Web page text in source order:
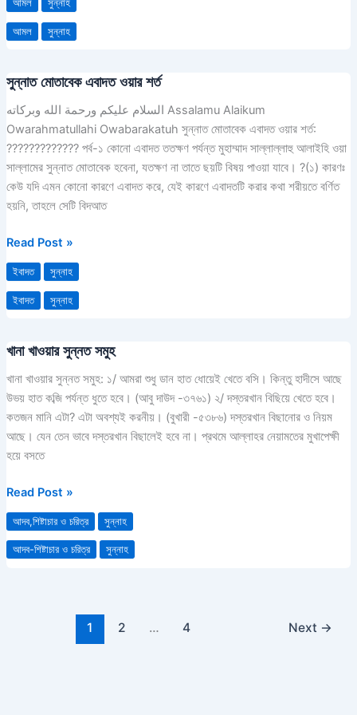
আমল সুন্নাহ
আমল সুন্নাহ
সুন্নাত মোতাবেক এবাদত ওয়ার শর্ত
السلام عليكم ورحمة الله وبركاته Assalamu Alaikum
Owarahmatullahi Owabarakatuh সুন্নাত মোতাবেক এবাদত ওয়ার শর্ত:
????????????? পর্ব-১ কোনো এবাদত ততক্ষণ পর্যন্ত মুহাম্মাদ সাল্লাল্লাহু আলাইহি ওয়া
সাল্লামের সুন্নাত মোতাবেক হবেনা, যতক্ষণ না তাতে ছয়টি বিষয় পাওয়া যাবে। ?(১) কারণঃ
কেউ যদি এমন কোনো কারণে এবাদত করে, যেই কারণে এবাদতটি করার কথা শরীয়তে বর্ণিত
হয়নি, তাহলে সেটি বিদআত
সুন্নাত
এবাদত
Read Post »
ইবাদত সুন্নাহ
ইবাদত সুন্নাহ
খানা খাওয়ার সুন্নত সমুহ
খানা খাওয়ার সুন্নত সমুহ: ১/ আমরা শুধু ডান হাত ধোয়েই খেতে বসি। কিন্তু হাদীসে আছে
উভয় হাত কব্জি পর্যন্ত ধুতে হবে। (আবু দাউদ -৩৭৬১) ২/ দস্তরখান বিছিয়ে খেতে হবে।
কতজন মানি এটা? এটা অবশ্যই করনীয়। (বুখারী -৫৩৮৬) দস্তরখান বিছানোর ও নিয়ম
আছে। যেন তেন ভাবে দস্তরখান বিছালেই হবে না। প্রথমে আল্লাহর নেয়ামতের মুখাপেক্ষী
হয়ে বসতে
খানা
Read Post »
আদব,শিষ্টাচার ও চরিত্র সুন্নাহ
আদব-শিষ্টাচার ও চরিত্র সুন্নাহ
1 2 … 4 Next →